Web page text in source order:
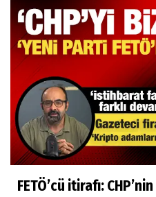
FETÖ’cü itirafı: